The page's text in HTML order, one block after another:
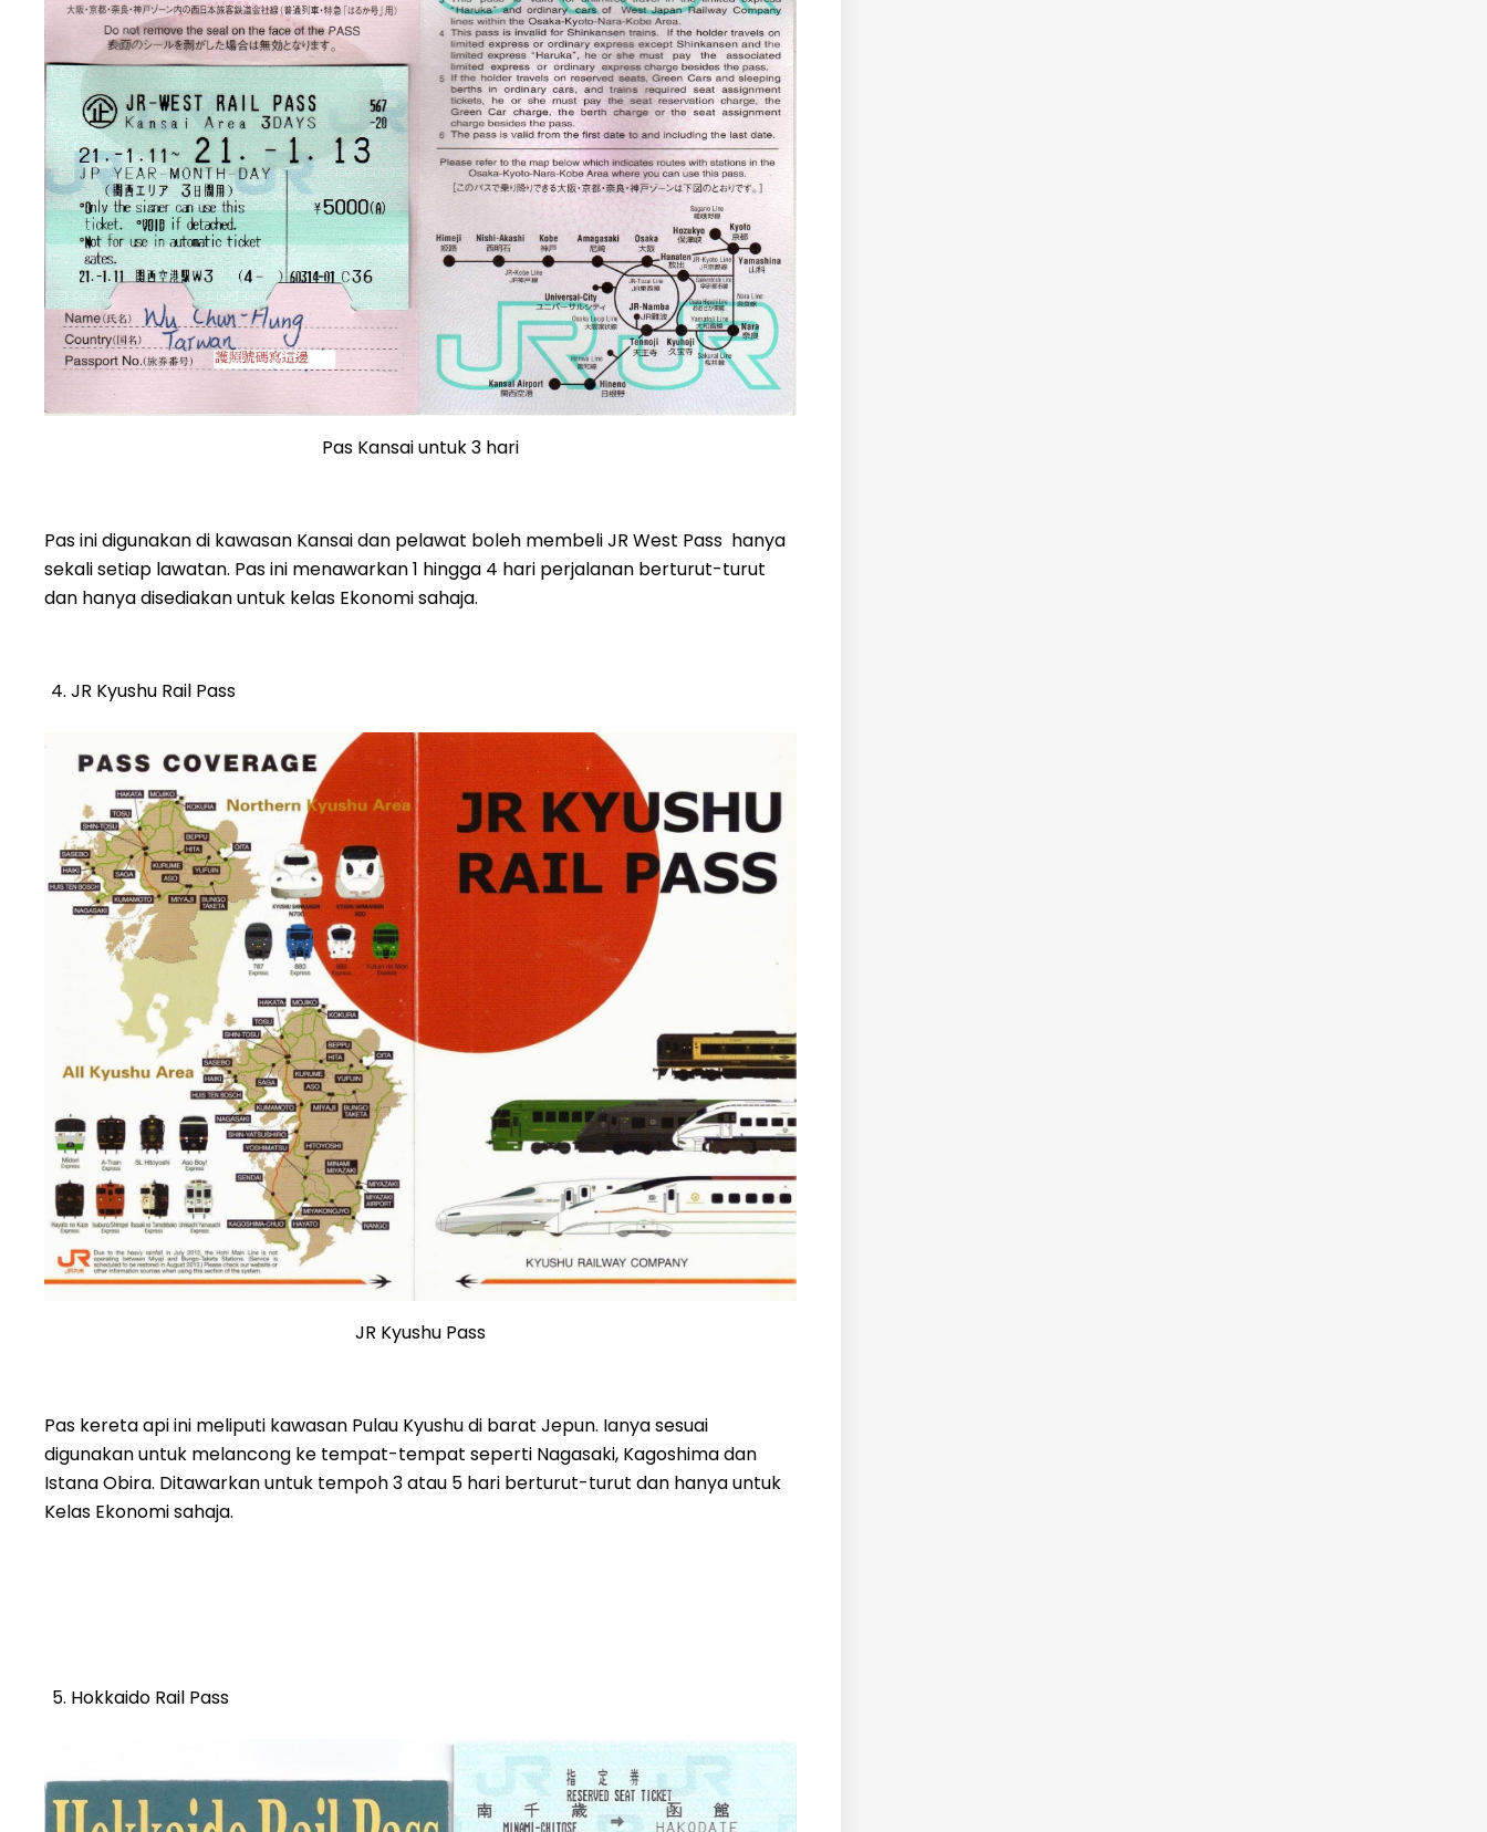
Pas Kansai untuk 3 hari
Pas ini digunakan di kawasan Kansai dan pelawat boleh membeli JR West Pass hanya
sekali setiap lawatan. Pas ini menawarkan 1 hingga 4 hari perjalanan berturut-turut
dan hanya disediakan untuk kelas Ekonomi sahaja.
JR Kyushu Rail Pass
JR Kyushu Pass
Pas kereta api ini meliputi kawasan Pulau Kyushu di barat Jepun. Ianya sesuai
digunakan untuk melancong ke tempat-tempat seperti Nagasaki, Kagoshima dan
Istana Obira. Ditawarkan untuk tempoh 3 atau 5 hari berturut-turut dan hanya untuk
Kelas Ekonomi sahaja.
Hokkaido Rail Pass